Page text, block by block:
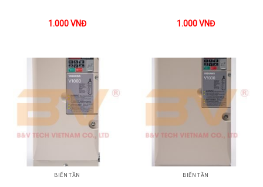
1.000VNĐ 1.000VNĐ
BIẾN TẦN BIẾN TẦN